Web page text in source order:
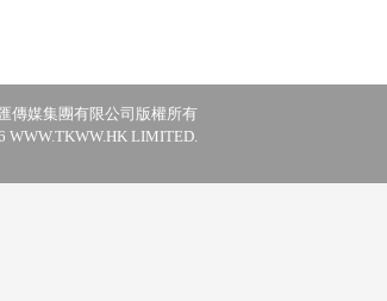
傳媒集團有限公司版權所有
WWW.TKWW.HK LIMITED.